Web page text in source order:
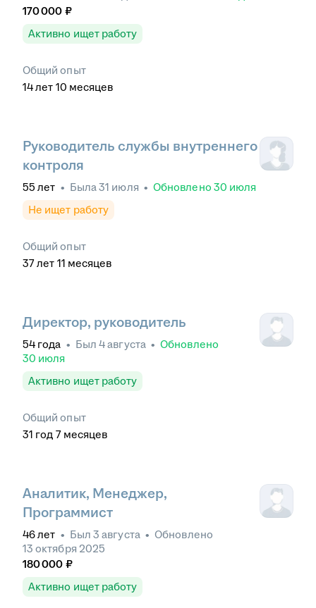
170 000 ₽
Активно ищет работу
Общий опыт
14лет 10 месяцев
Руководитель службы внутреннего
контроля
55 лет • Была31 июля • Обновлено 30 июля
Не ищет работу
Общий опыт
37лет 11 месяцев
Директор, руководитель
54 года • Был 4 августа • Обновлено
30 июля
Активно ищет работу
Общий опыт
31 год 7 месяцев
Аналитик, Менеджер,
Программист
46лет • Был 3 августа • Обновлено
13 октября 2025
180 000 ₽
Активно ищет работу